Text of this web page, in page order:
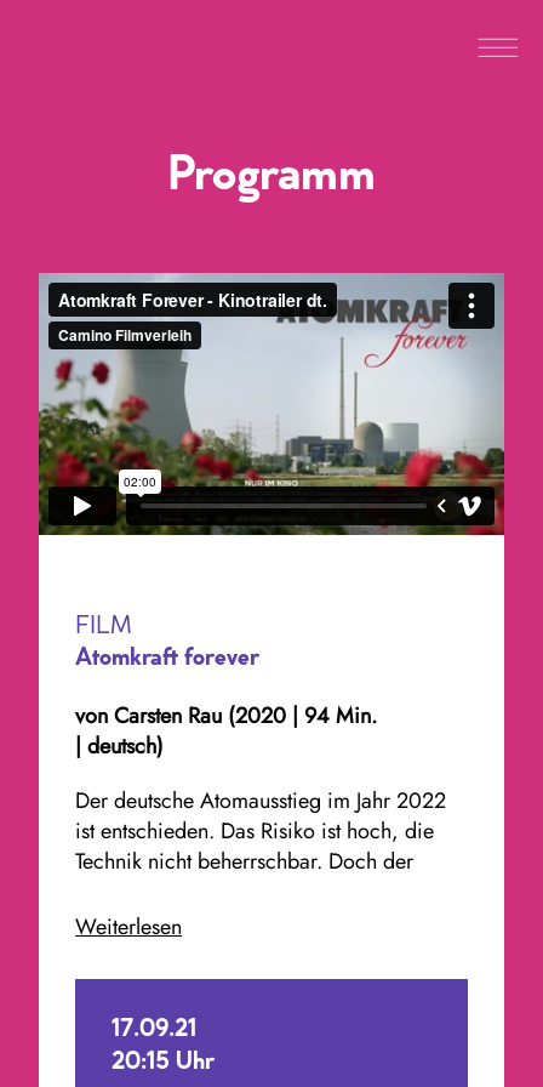
Programm
FILM
Atomkraft forever
von Carsten Rau (2020 | 94 Min.
| deutsch)
Der deutsche Atomausstieg im Jahr 2022
ist entschieden. Das Risiko ist hoch, die
Technik nicht beherrschbar. Doch der
den zigtausenden Tonnen radioaktiven
Kraftwerk zurückgebaut werden? Wie
damit umgehen, dass unsere europäischen
Nachbarn weiter auf die Kernenergie
setzen und den Sektor sogar ausbauen
Weiterlesen
17.09.21
20:15 Uhr